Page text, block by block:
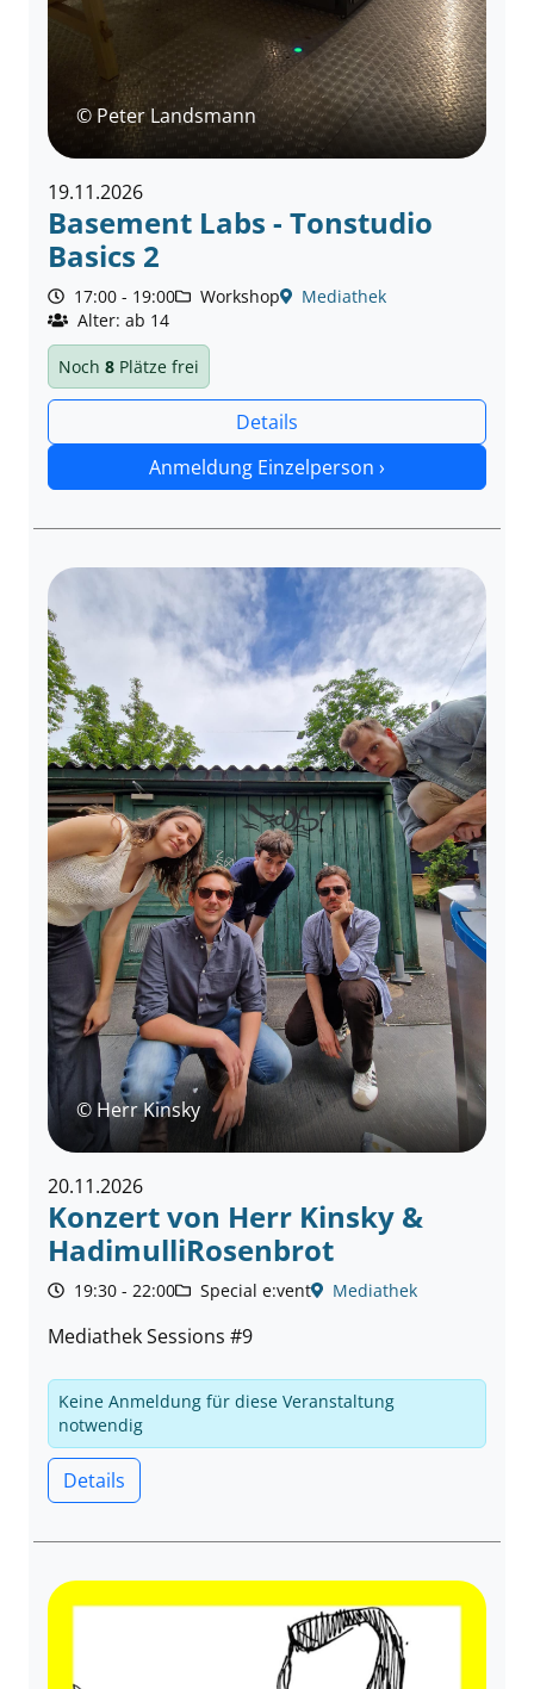
19.11.2026
Basement Labs - Tonstudio
Basics 2
17:00 - 19:00 Workshop
Mediathek
Alter: ab 14
Noch 8 Plätze frei
Details
Anmeldung Einzelperson ›
© Peter Landsmann
20.11.2026
Konzert von Herr Kinsky &
HadimulliRosenbrot
19:30 - 22:00 Special e:vent Mediathek
Mediathek Sessions #9
Keine Anmeldung für diese Veranstaltung
notwendig
Details
© Herr Kinsky